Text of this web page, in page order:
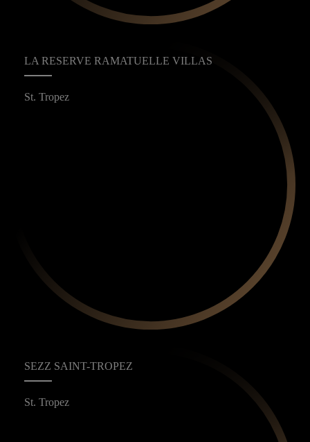
LA RESERVE RAMATUELLE VILLAS
St. Tropez
SEZZ SAINT-TROPEZ
St. Tropez